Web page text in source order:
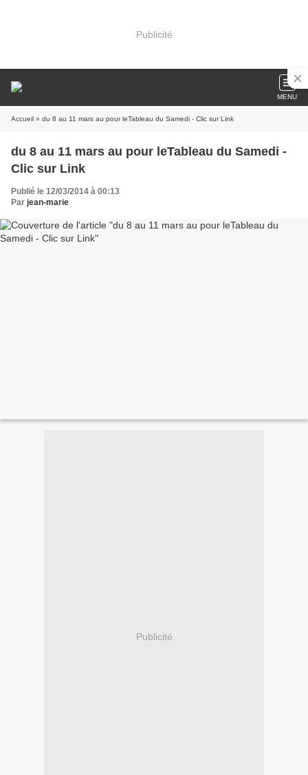
Publicité
MENU
Accueil » du 8 au 11 mars au pour leTableau du Samedi - Clic sur Link
du 8 au 11 mars au pour leTableau du Samedi -
Clic sur Link
Publié le 12/03/2014 à 00:13
Par jean-marie
Publicité